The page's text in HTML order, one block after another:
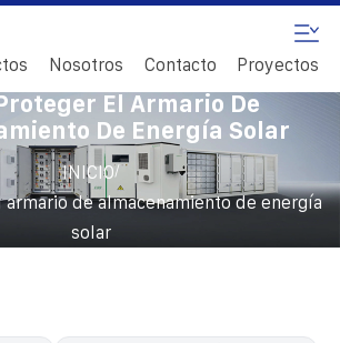
Nosotros Contacto Proyectos
El Armario De
De Energía Solar
INICIO/
de almacenamiento de energía
solar